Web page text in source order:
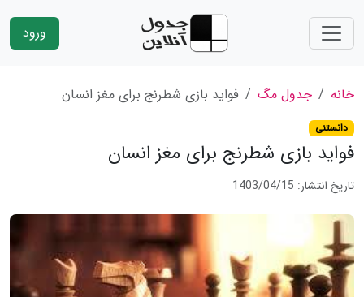
ورود
خانه جدول مگ فواید بازی شطرنج برای مغز انسان
دانستنی
فواید بازی شطرنج برای مغز انسان
تاریخ انتشار: 1403/04/15